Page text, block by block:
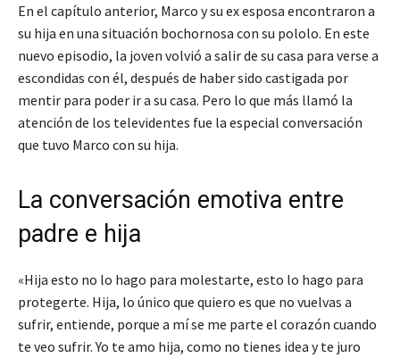
En el capítulo anterior, Marco y su ex esposa encontraron a
su hija en una situación bochornosa con su pololo. En este
nuevo episodio, la joven volvió a salir de su casa para verse a
escondidas con él, después de haber sido castigada por
mentir para poder ir a su casa. Pero lo que más llamó la
atención de los televidentes fue la especial conversación
que tuvo Marco con su hija.
La conversación emotiva entre
padre e hija
«Hija esto no lo hago para molestarte, esto lo hago para
protegerte. Hija, lo único que quiero es que no vuelvas a
sufrir, entiende, porque a mí se me parte el corazón cuando
te veo sufrir. Yo te amo hija, como no tienes idea y te juro